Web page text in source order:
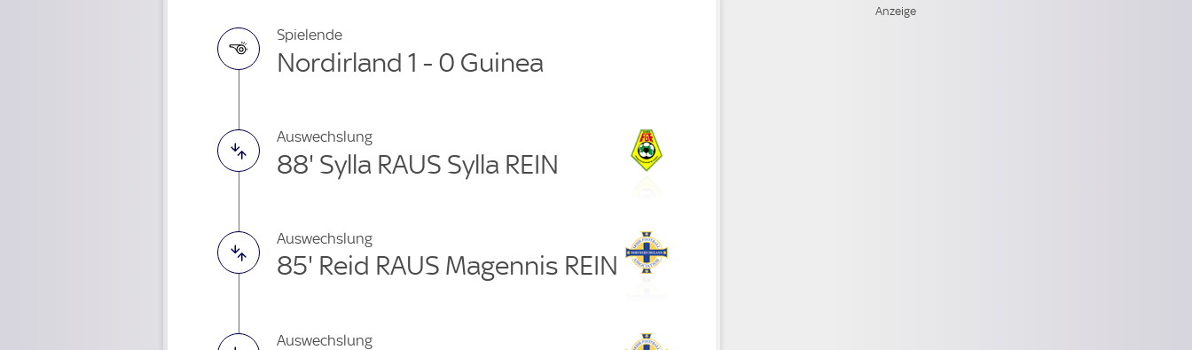
Spielende
Nordirland 1 - 0 Guinea
Auswechslung
88' Sylla RAUS Sylla REIN
Auswechslung
85' Reid RAUS Magennis REIN
Auswechslung